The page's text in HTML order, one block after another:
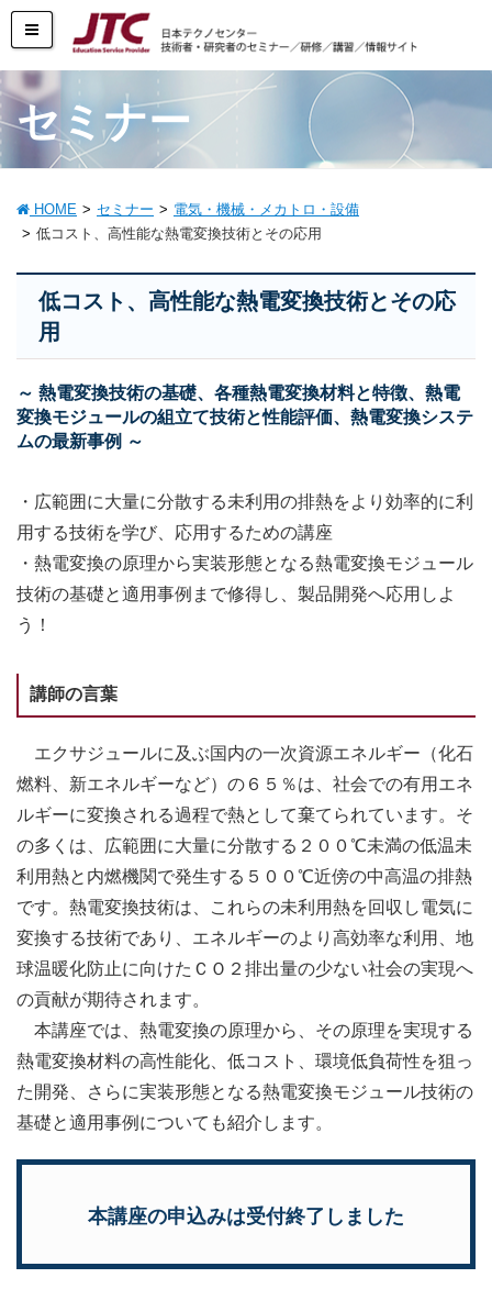
セミナー
HOME セミナー
電気・機械・メカトロ・設備
低コスト、高性能な熱電変換技術とその応用
低コスト、高性能な熱電変換技術とその応
用
～ 熱電変換技術の基礎、各種熱電変換材料と特徴、熱電
変換モジュールの組立て技術と性能評価、熱電変換システ
ムの最新事例 ～
・広範囲に大量に分散する未利用の排熱をより効率的に利
用する技術を学び、応用するための講座
・熱電変換の原理から実装形態となる熱電変換モジュール
技術の基礎と適用事例まで修得し、製品開発へ応用しよ
う！
講師の言葉
エクサジュールに及ぶ国内の一次資源エネルギー（化石
燃料、新エネルギーなど）の６５％は、社会での有用エネ
ルギーに変換される過程で熱として棄てられています。そ
の多くは、広範囲に大量に分散する２００℃未満の低温未
利用熱と内燃機関で発生する５００℃近傍の中高温の排熱
です。熱電変換技術は、これらの未利用熱を回収し電気に
変換する技術であり、エネルギーのより高効率な利用、地
球温暖化防止に向けたＣＯ２排出量の少ない社会の実現へ
の貢献が期待されます。
本講座では、熱電変換の原理から、その原理を実現する
熱電変換材料の高性能化、低コスト、環境低負荷性を狙っ
た開発、さらに実装形態となる熱電変換モジュール技術の
基礎と適用事例についても紹介します。
本講座の申込みは受付終了しました